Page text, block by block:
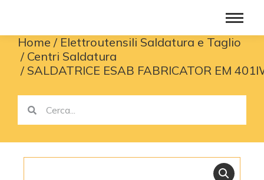
You are here:
Home
Elettroutensili Saldatura e Taglio
Centri Saldatura
SALDATRICE ESAB FABRICATOR EM